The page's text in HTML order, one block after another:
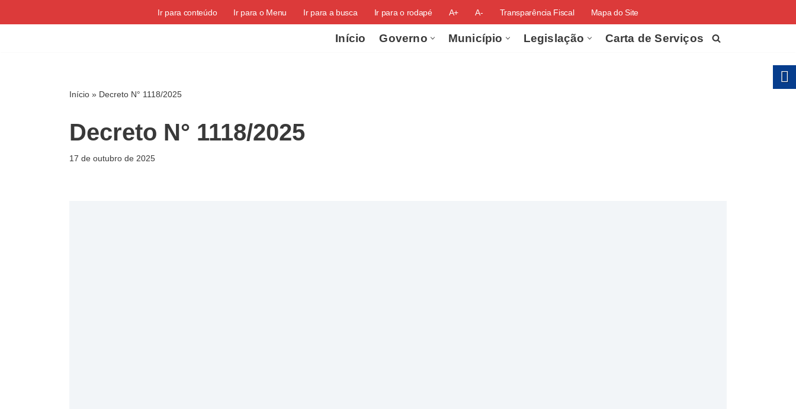
Ir para conteúdo Ir para o Menu Ir para a busca Ir para o rodapé A+ A- Transparência Fiscal Mapa do Site
Início Governo Município Legislação Carta de Serviços
Início » Decreto N° 1118/2025
Decreto N° 1118/2025
17 de outubro de 2025